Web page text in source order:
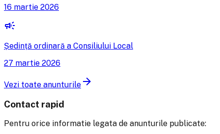
16 martie 2026
campaign
Ședință ordinară a Consiliului Local
27 martie 2026
Vezi toate anunturile arrow_forward
Contact rapid
Pentru orice informatie legata de anunturile publicate: